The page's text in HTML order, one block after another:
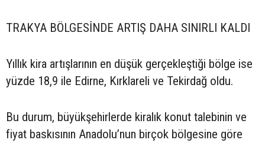
TRAKYA BÖLGESİNDE ARTIŞ DAHA SINIRLI KALDI
Yıllık kira artışlarının en düşük gerçekleştiği bölge ise
yüzde 18,9 ile Edirne, Kırklareli ve Tekirdağ oldu.
Bu durum, büyükşehirlerde kiralık konut talebinin ve
fiyat baskısının Anadolu’nun birçok bölgesine göre